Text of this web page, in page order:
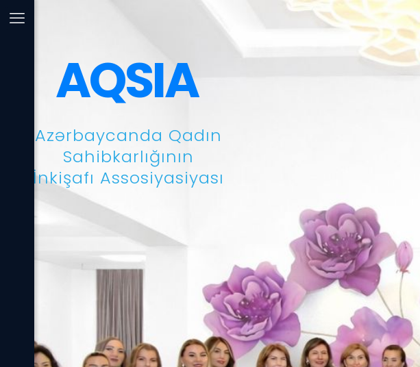
AQSIA
Azərbaycanda Qadın
Sahibkarlığının
İnkişafı Assosiyasiyası